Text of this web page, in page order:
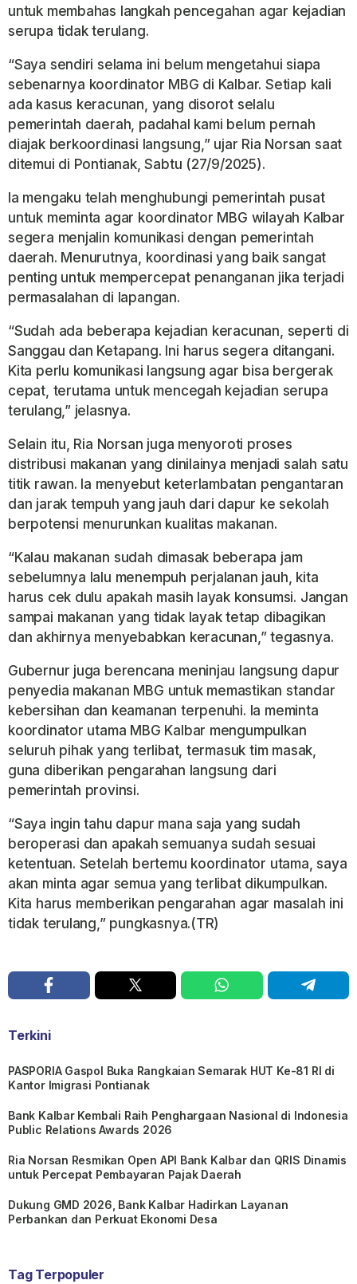
untuk membahas langkah pencegahan agar kejadian
serupa tidak terulang.
“Saya sendiri selama ini belum mengetahui siapa
sebenarnya koordinator MBG di Kalbar. Setiap kali
ada kasus keracunan, yang disorot selalu
pemerintah daerah, padahal kami belum pernah
diajak berkoordinasi langsung,” ujar Ria Norsan saat
ditemui di Pontianak, Sabtu (27/9/2025).
Ia mengaku telah menghubungi pemerintah pusat
untuk meminta agar koordinator MBG wilayah Kalbar
segera menjalin komunikasi dengan pemerintah
daerah. Menurutnya, koordinasi yang baik sangat
penting untuk mempercepat penanganan jika terjadi
permasalahan di lapangan.
“Sudah ada beberapa kejadian keracunan, seperti di
Sanggau dan Ketapang. Ini harus segera ditangani.
Kita perlu komunikasi langsung agar bisa bergerak
cepat, terutama untuk mencegah kejadian serupa
terulang,” jelasnya.
Selain itu, Ria Norsan juga menyoroti proses
distribusi makanan yang dinilainya menjadi salah satu
titik rawan. Ia menyebut keterlambatan pengantaran
dan jarak tempuh yang jauh dari dapur ke sekolah
berpotensi menurunkan kualitas makanan.
“Kalau makanan sudah dimasak beberapa jam
sebelumnya lalu menempuh perjalanan jauh, kita
harus cek dulu apakah masih layak konsumsi. Jangan
sampai makanan yang tidak layak tetap dibagikan
dan akhirnya menyebabkan keracunan,” tegasnya.
Gubernur juga berencana meninjau langsung dapur
penyedia makanan MBG untuk memastikan standar
kebersihan dan keamanan terpenuhi. Ia meminta
koordinator utama MBG Kalbar mengumpulkan
seluruh pihak yang terlibat, termasuk tim masak,
guna diberikan pengarahan langsung dari
pemerintah provinsi.
“Saya ingin tahu dapur mana saja yang sudah
beroperasi dan apakah semuanya sudah sesuai
ketentuan. Setelah bertemu koordinator utama, saya
akan minta agar semua yang terlibat dikumpulkan.
Kita harus memberikan pengarahan agar masalah ini
tidak terulang,” pungkasnya.(TR)
Terkini
PASPORIA Gaspol Buka Rangkaian Semarak HUT Ke-81 RI di
Kantor Imigrasi Pontianak
Bank Kalbar Kembali Raih Penghargaan Nasional di Indonesia
Public Relations Awards 2026
Ria Norsan Resmikan Open API Bank Kalbar dan QRIS Dinamis
untuk Percepat Pembayaran Pajak Daerah
Dukung GMD 2026, Bank Kalbar Hadirkan Layanan
Perbankan dan Perkuat Ekonomi Desa
Tag Terpopuler